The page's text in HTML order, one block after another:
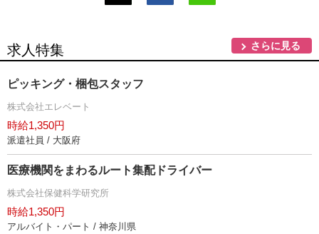
求人特集 さらに見る
ピッキング・梱包スタッフ
株式会社エレベート
時給1,350円
派遣社員 / 大阪府
医療機関をまわるルート集配ドライバー
株式会社保健科学研究所
時給1,350円
アルバイト・パート / 神奈川県